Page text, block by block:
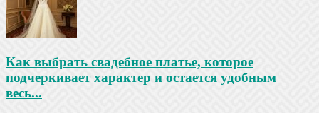
Как выбрать свадебное платье, которое
подчеркивает характер и остается удобным
весь...